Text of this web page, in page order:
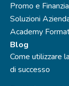
Promo e
Soluzioni
Academy
Blog
Come utilizzare
di successo